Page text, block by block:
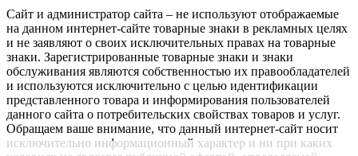
Сайт и администратор сайта – не используют отображаемые
на данном интернет-сайте товарные знаки в рекламных целях
и не заявляют о своих исключительных правах на товарные
знаки. Зарегистрированные товарные знаки и знаки
обслуживания являются собственностью их правообладателей
и используются исключительно с целью идентификации
представленного товара и информирования пользователей
данного сайта о потребительских свойствах товаров и услуг.
Обращаем ваше внимание, что данный интернет-сайт носит
исключительно информационный характер и ни при каких